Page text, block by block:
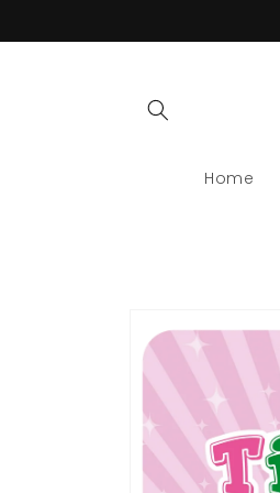
ai contenuti
Home
sul
prodotto